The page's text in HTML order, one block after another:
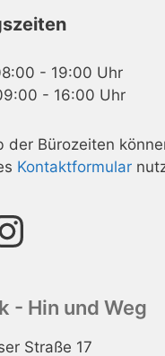
- 19:00 Uhr
- 16:00 Uhr
der Bürozeiten
Kontaktformular
- Hin und Weg
Straße 17